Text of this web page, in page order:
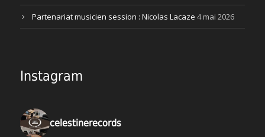
Partenariat musicien session : Nicolas Lacaze 4 mai 2026
Instagram
celestinerecords